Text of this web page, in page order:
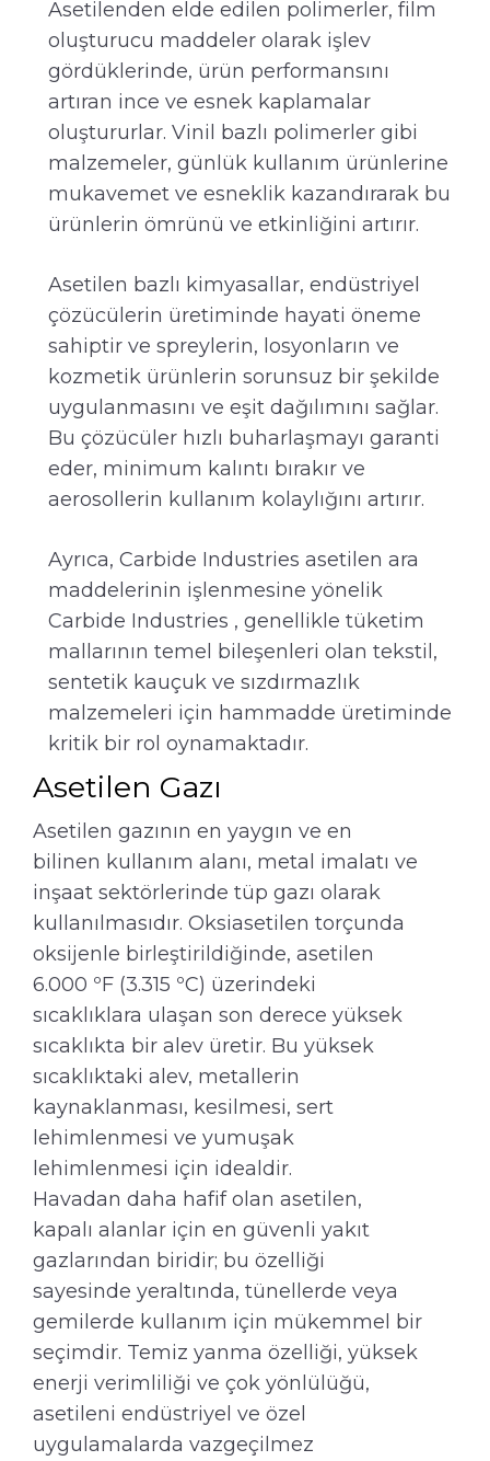
Asetilenden elde edilen polimerler, film
oluşturucu maddeler olarak işlev
gördüklerinde, ürün performansını
artıran ince ve esnek kaplamalar
oluştururlar. Vinil bazlı polimerler gibi
malzemeler, günlük kullanım ürünlerine
mukavemet ve esneklik kazandırarak bu
ürünlerin ömrünü ve etkinliğini artırır.
Asetilen bazlı kimyasallar, endüstriyel
çözücülerin üretiminde hayati öneme
sahiptir ve spreylerin, losyonların ve
kozmetik ürünlerin sorunsuz bir şekilde
uygulanmasını ve eşit dağılımını sağlar.
Bu çözücüler hızlı buharlaşmayı garanti
eder, minimum kalıntı bırakır ve
aerosollerin kullanım kolaylığını artırır.
Ayrıca, Carbide Industries asetilen ara
maddelerinin işlenmesine yönelik
Carbide Industries , genellikle tüketim
mallarının temel bileşenleri olan tekstil,
sentetik kauçuk ve sızdırmazlık
malzemeleri için hammadde üretiminde
kritik bir rol oynamaktadır.
Asetilen Gazı
Asetilen gazının en yaygın ve en
bilinen kullanım alanı, metal imalatı ve
inşaat sektörlerinde tüp gazı olarak
kullanılmasıdır. Oksiasetilen torçunda
oksijenle birleştirildiğinde, asetilen
6.000 ºF (3.315 ºC) üzerindeki
sıcaklıklara ulaşan son derece yüksek
sıcaklıkta bir alev üretir. Bu yüksek
sıcaklıktaki alev, metallerin
kaynaklanması, kesilmesi, sert
lehimlenmesi ve yumuşak
lehimlenmesi için idealdir.
Havadan daha hafif olan asetilen,
kapalı alanlar için en güvenli yakıt
gazlarından biridir; bu özelliği
sayesinde yeraltında, tünellerde veya
gemilerde kullanım için mükemmel bir
seçimdir. Temiz yanma özelliği, yüksek
enerji verimliliği ve çok yönlülüğü,
asetileni endüstriyel ve özel
uygulamalarda vazgeçilmez